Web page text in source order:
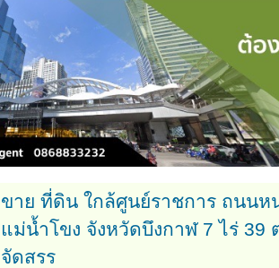
ขาย ที่ดิน ใกล้ศูนย์ราชการ ถนนห
แม่น้ำโขง จังหวัดบึงกาฬ 7 ไร่ 39
จัดสรร